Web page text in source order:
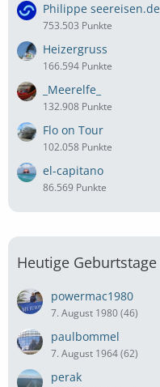
Philippe seereisen.de
753.503 Punkte
Heizergruss
166.594 Punkte
_Meerelfe_
132.908 Punkte
Flo on Tour
102.058 Punkte
el-capitano
86.569 Punkte
Heutige Geburtstage
powermac1980
7. August 1980 (46)
paulbommel
7. August 1964 (62)
perak